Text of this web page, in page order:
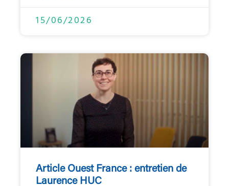
15/06/2026
Article Ouest France : entretien de
Laurence HUC